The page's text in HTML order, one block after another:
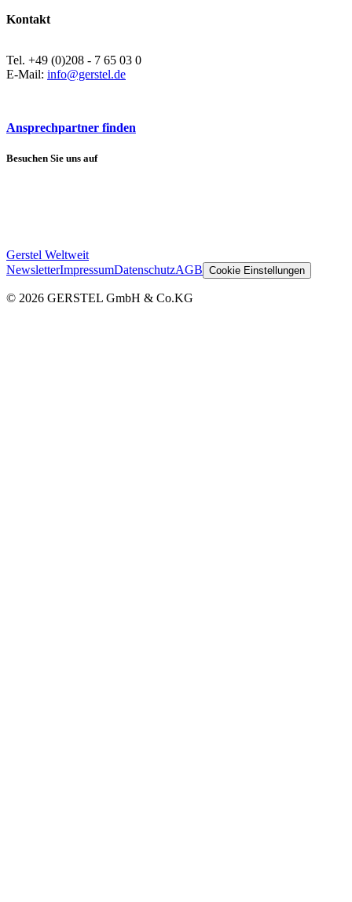
Kontakt
Tel. +49 (0)208 - 7 65 03 0
E-Mail: info@gerstel.de
Ansprechpartner finden
Besuchen Sie uns auf
Gerstel Weltweit
NewsletterImpressumDatenschutzAGB Cookie Einstellungen
© 2026 GERSTEL GmbH & Co.KG